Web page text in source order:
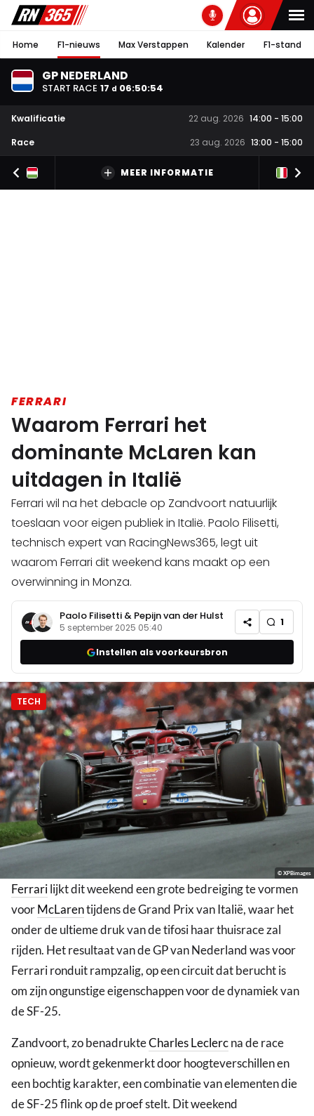
Home F1-nieuws Max Verstappen Kalender F1-stand
GP NEDERLAND
START RACE 17 d 06:50:53
Kwalificatie 22 aug. 2026 14:00 - 15:00
Race
23 aug. 2026 13:00 - 15:00
MEER INFORMATIE
FERRARI
Waarom Ferrari het
dominante McLaren kan
uitdagen in Italië
Ferrari wil na het debacle op Zandvoort natuurlijk
toeslaan voor eigen publiek in Italië. Paolo Filisetti,
technisch expert van RacingNews365, legt uit
waarom Ferrari dit weekend kans maakt op een
overwinning in Monza.
Paolo Filisetti & Pepijn van der Hulst
5 september 2025 05:40 1
Instellen als voorkeursbron
TECH
© XPBimages
Ferrarilijkt dit weekend een grote bedreiging te vormen
voorMcLarentijdens de Grand Prix van Italië, waar het
onder de ultieme druk van de tifosi haar thuisrace zal
rijden. Het resultaat van de GP van Nederland was voor
Ferrari ronduit rampzalig, op een circuit dat berucht is
om zijn ongunstige eigenschappen voor de dynamiek van
de SF-25.
Zandvoort, zo benadrukteCharles Leclercna de race
opnieuw, wordt gekenmerkt door hoogteverschillen en
een bochtig karakter, een combinatie van elementen die
de SF-25 flink op de proef stelt. Dit weekend